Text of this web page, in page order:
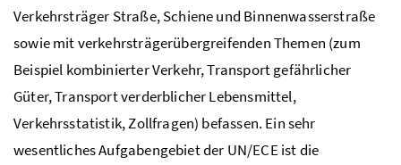
Verkehrsträger Straße, Schiene und Binnenwasserstraße
sowie mit verkehrsträgerübergreifenden Themen (zum
Beispiel kombinierter Verkehr, Transport gefährlicher
Güter, Transport verderblicher Lebensmittel,
Verkehrsstatistik, Zollfragen) befassen. Ein sehr
wesentliches Aufgabengebiet der UN/ECE ist die